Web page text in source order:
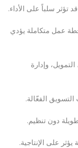
تؤثر سلباً على الأداء.
عمل متكاملة يؤدي
وإدارة
التسويق الفعّالة.
دون تنظيم.
على الإنتاجية.